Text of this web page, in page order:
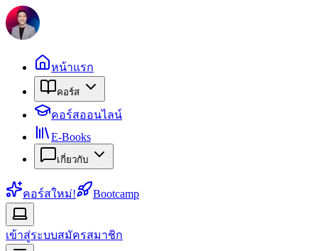
หน้าแรก
คอร์ส
คอร์สออนไลน์
E-Books
เกี่ยวกับ
คอร์สใหม่! Bootcamp
เข้าสู่ระบบสมัครสมาชิก